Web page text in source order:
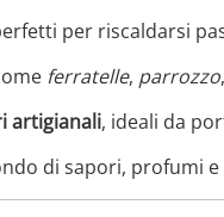
per riscaldarsi
ferratelle, parrozzo,
artigianali, ideali da
di sapori, profumi